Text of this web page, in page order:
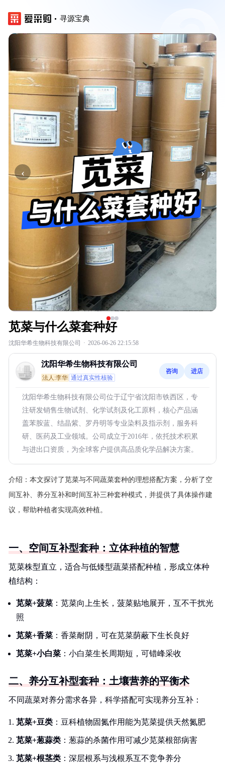
寻源宝典
‹ ›
苋菜与什么菜套种好
沈阳华希生物科技有限公司 · 2026-06-26 22:15:58
沈阳华希生物科技有限公司
法人:李华 通过真实性核验
咨询 进店
沈阳华希生物科技有限公司位于辽宁省沈阳市铁西区，专
注研发销售生物试剂、化学试剂及化工原料，核心产品涵
盖苯胺蓝、结晶紫、罗丹明等专业染料及指示剂，服务科
研、医药及工业领域。公司成立于2016年，依托技术积累
与进出口资质，为全球客户提供高品质化学品解决方案。
介绍： 本文探讨了苋菜与不同蔬菜套种的理想搭配方案，分析了空
间互补、养分互补和时间互补三种套种模式，并提供了具体操作建
议，帮助种植者实现高效种植。
一、空间互补型套种：立体种植的智慧
苋菜株型直立，适合与低矮型蔬菜搭配种植，形成立体种
植结构：
苋菜+菠菜 ：苋菜向上生长，菠菜贴地展开，互不干扰光
照
苋菜+香菜 ：香菜耐阴，可在苋菜荫蔽下生长良好
苋菜+小白菜 ：小白菜生长周期短，可错峰采收
二、养分互补型套种：土壤营养的平衡术
不同蔬菜对养分需求各异，科学搭配可实现养分互补：
苋菜+豆类 ：豆科植物固氮作用能为苋菜提供天然氮肥
苋菜+葱蒜类 ：葱蒜的杀菌作用可减少苋菜根部病害
苋菜+根茎类 ：深层根系与浅根系互不竞争养分